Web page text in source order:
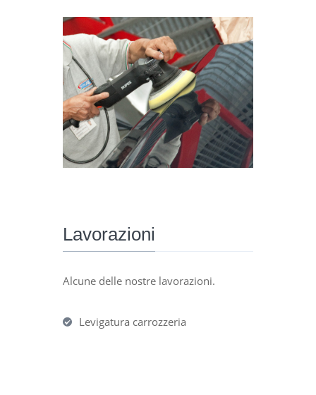
Lavorazioni
Alcune delle nostre lavorazioni.
Levigatura carrozzeria